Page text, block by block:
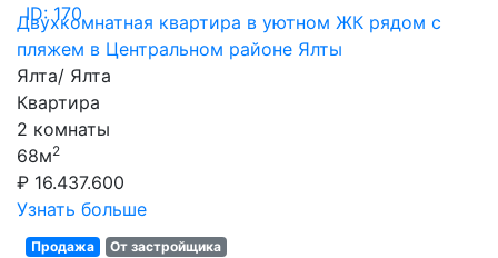
ID: 170
Двухкомнатная квартира в уютном ЖК рядом с
пляжем в Центральном районе Ялты
Ялта/ Ялта
Квартира
2 комнаты
68м2
₽ 16.437.600
Узнать больше
Продажа От застройщика